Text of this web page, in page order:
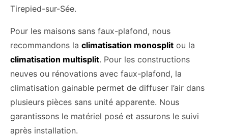
Tirepied-sur-Sée.
Pour les maisons sans faux-plafond, nous
recommandons la climatisation monosplit ou la
climatisation multisplit. Pour les constructions
neuves ou rénovations avec faux-plafond, la
climatisation gainable permet de diffuser l’air dans
plusieurs pièces sans unité apparente. Nous
garantissons le matériel posé et assurons le suivi
après installation.